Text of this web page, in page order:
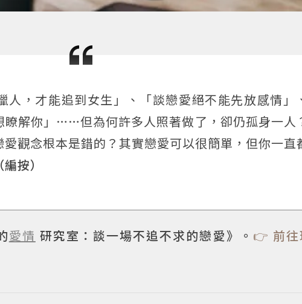
人，才能追到女生」、「談戀愛絕不能先放感情」
瞭解你」……但為何許多人照著做了，卻仍孤身一人
觀念根本是錯的？其實戀愛可以很簡單，但你一直
（編按）
愛情 研究室：談一場不追不求的戀愛》。 👉 前往